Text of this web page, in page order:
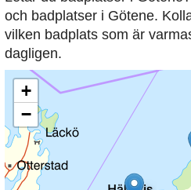
och badplatser i Götene.
vilken badplats som är
dagligen.
+
−